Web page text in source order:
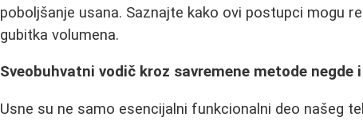
poboljšanje usana. Saznajte kako ovi postupci mogu
gubitka volumena.
Sveobuhvatni vodič kroz savremene metode negde
Usne su ne samo esencijalni funkcionalni deo našeg